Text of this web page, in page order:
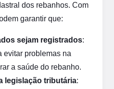
dos rebanhos. Com
garantir que:
sejam registrados:
evitar problemas na
a saúde do rebanho.
legislação tributária: